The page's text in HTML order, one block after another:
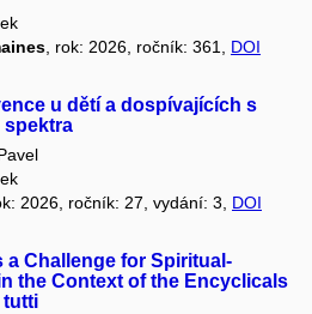
, rok: 2026, ročník: 361, DOI
u dětí a dospívajících s
2026, ročník: 27, vydání: 3, DOI
Challenge for Spiritual-
the Context of the Encyclicals
tutti